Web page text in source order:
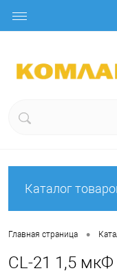
Каталог
Главная страница •
CL-21 1,5 мкФ